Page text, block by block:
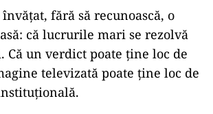
fără să recunoască, o
că lucrurile mari se rezolvă
un verdict poate ține loc de
televizată poate ține loc de